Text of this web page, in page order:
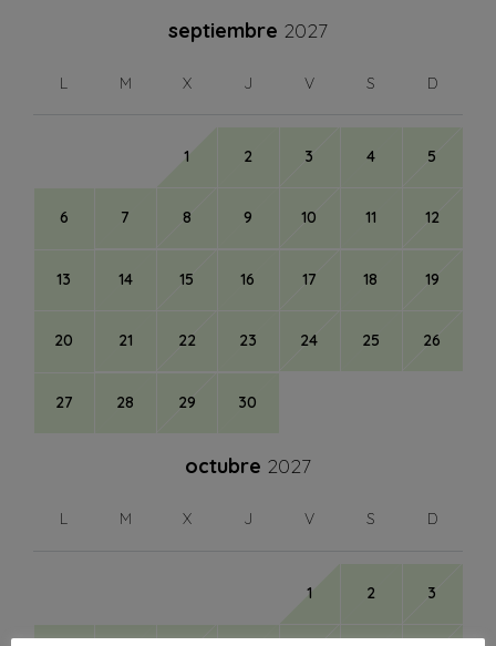
septiembre 2027
L M X J V S D
1 2 3 4 5
6 7 8 9 10 11 12
13 14 15 16 17 18 19
20 21 22 23 24 25 26
27 28 29 30
octubre 2027
L M X J V S D
1 2 3